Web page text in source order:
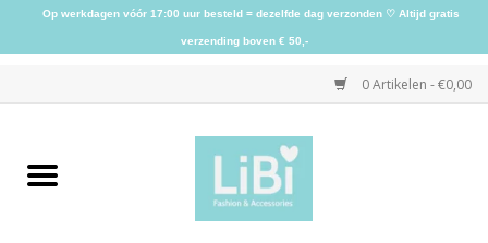
0 Artikelen - €0,00
Home
Op werkdagen vóór 17:00 uur besteld = dezelfde dag verzonden ♡ Altijd gratis
verzending boven € 50,-